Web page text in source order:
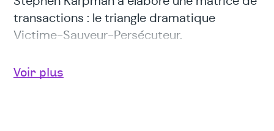
transactions : le triangle dramatique
Victime-Sauveur-Persécuteur.
Outre les états du moi et le scénario de vie,
Voir plus